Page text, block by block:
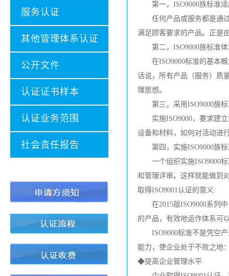
服务认证
其他管理体系认证
公开文件
认证证书样本
认证业务范围
社会责任报告
第一，ISO9000族标准适
任何产品或服务都是通过
满足顾客要求的产品。正是
第二，ISO9000族标准体
在ISO9000标准的基本概
话说，所有产品（服务）质
理思想。
第三，采用ISO9000族标
实施ISO9000，要求建立
设备和材料，如何对活动进
第四，实施ISO9000族标
一个组织实施ISO9000标
和管理评审。这样就能做到
取得ISO9001认证的意义:
在2015版ISO9000系列中
的产品，有效地运作体系可
ISO9000标准不是凭空产
能力，使企业处于不败之地
◆提高企业管理水平